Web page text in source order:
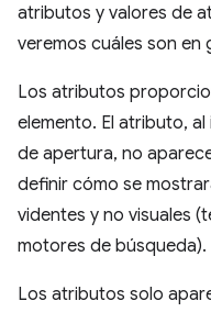
atributos y valores de
veremos cuáles son en
Los atributos
elemento. El atributo,
de apertura, no
definir cómo se
videntes y no visuales
motores de búsqueda).
Los atributos solo